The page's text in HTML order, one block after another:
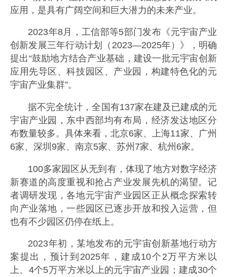
应用，是具有广阔空间和巨大潜力的未来产业。
2023年8月，工信部等5部门发布《元宇宙产业
创新发展三年行动计划（2023—2025年）》，明确
提出“鼓励地方结合产业基础，建设一批元宇宙创新
应用先导区、科技园区、产业园，构建特色化的元
宇宙产业集群”。
据不完全统计，全国有137家在建及已建成的元
宇宙产业园，东中西部均有布局，经济发达地区分
布数量较多。具体来看，北京6家、上海11家、广州
6家、深圳9家、南京5家、苏州7家、杭州6家。
100多家园区从无到有，体现了地方对数字经济
新赛道的高度重视和抢占产业发展先机的渴望。记
者调研发现，各地元宇宙产业园区正从概念探索转
向产业落地，一些园区已逐步开放和投入运营，但
也有不少园区仍停在纸上。
2023年初，某地发布的元宇宙创新基地行动方
案提出，预计到2025年，建成10个2万平方米以
上、4个5万平方米以上的元宇宙产业园；建成30个